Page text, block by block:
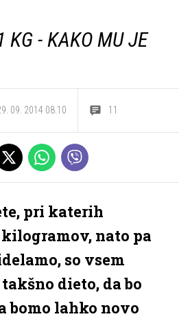
KG - KAKO MU JE
09. 2014 08.10 11
pri katerih
nato pa
so vsem
dieto, da bo
bomo lahko novo